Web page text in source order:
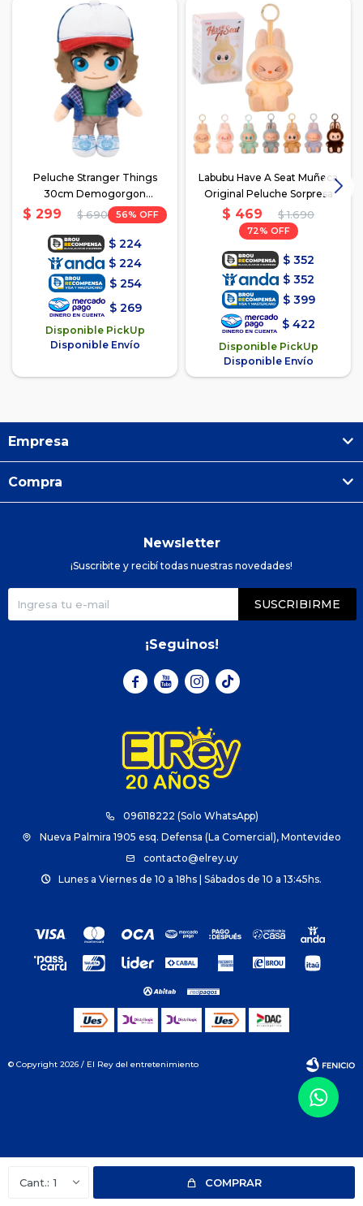
1 COMPRAR
Peluche Stranger Things
30cm Demogorgon
Personajes - 1
$ 299 $ 690 56
$ 224
$ 224
$ 254
$ 269
Disponible PickUp
Disponible Envío
Labubu Have A Seat Muñeca
Original Peluche Sorpresa
$ 469 $ 1.690
72
$ 352
$ 352
$ 399
$ 422
Disponible PickUp
Disponible Envío
096118222 (Solo WhatsApp)
Nueva Palmira 1905 esq. Defensa (La Comercial), Montevideo
contacto@elrey.uy
Lunes a Viernes de 10 a 18hs | Sábados de 10 a 13:45hs.
Empresa
Compra
Newsletter
¡Suscribite y recibí todas nuestras novedades!
SUSCRIBIRME
¡Seguinos!
  
© Copyright 2026 / El Rey del entretenimiento